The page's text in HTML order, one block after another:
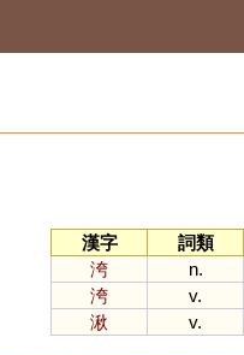
漢字
詞類
洿
n.
洿
v.
湫
v.